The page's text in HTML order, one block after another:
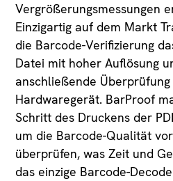
Vergrößerungsmessungen
Einzigartig auf dem Markt
die Barcode-Verifizierung
Datei mit hoher Auflösung
anschließende
Hardwaregerät. BarProof
Schritt des Druckens der
um die Barcode-Qualität
überprüfen, was Zeit und
das einzige Barcode-